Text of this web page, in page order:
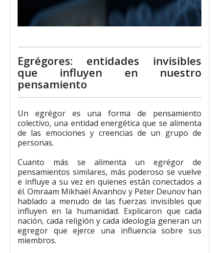
Egrégores: entidades invisibles
que influyen en nuestro
pensamiento
Un egrégor es una forma de pensamiento
colectivo, una entidad energética que se alimenta
de las emociones y creencias de un grupo de
personas.
Cuanto más se alimenta un egrégor de
pensamientos similares, más poderoso se vuelve
e influye a su vez en quienes están conectados a
él. Omraam Mikhaël Aïvanhov y Peter Deunov han
hablado a menudo de las fuerzas invisibles que
influyen en la humanidad. Explicaron que cada
nación, cada religión y cada ideología generan un
egregor que ejerce una influencia sobre sus
miembros.